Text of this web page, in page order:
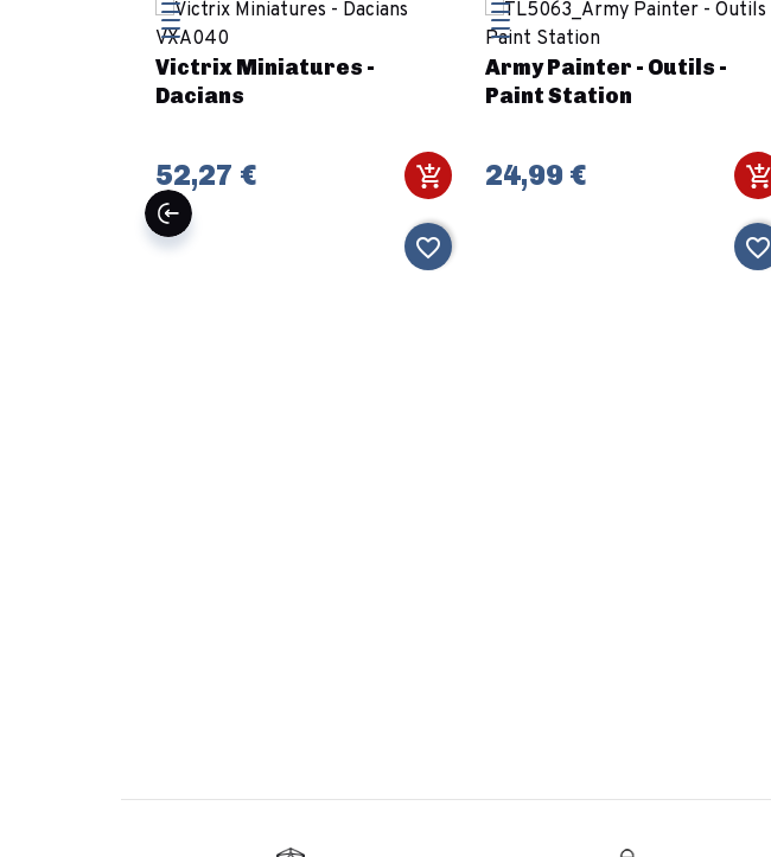
Victrix Miniatures -
Dacians
52,27 €
favorite_border
Army Painter - Outils -
Paint Station
24,99 €
favorite_border